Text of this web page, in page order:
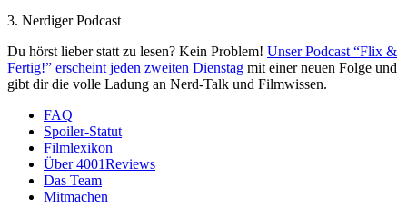
3. Nerdiger Podcast
Du hörst lieber statt zu lesen? Kein Problem! Unser Podcast “Flix &
Fertig!” erscheint jeden zweiten Dienstag mit einer neuen Folge und
gibt dir die volle Ladung an Nerd-Talk und Filmwissen.
FAQ
Spoiler-Statut
Filmlexikon
Über 4001Reviews
Das Team
Mitmachen